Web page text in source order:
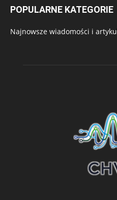
POPULARNE KATEGORIE
Najnowsze wiadomości i